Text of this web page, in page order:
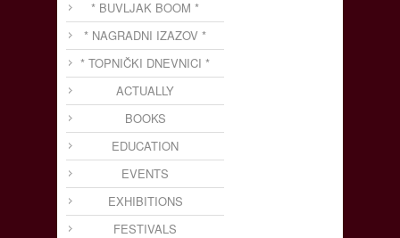
* BUVLJAK BOOM *
* NAGRADNI IZAZOV *
* TOPNIČKI DNEVNICI *
ACTUALLY
BOOKS
EDUCATION
EVENTS
EXHIBITIONS
FESTIVALS